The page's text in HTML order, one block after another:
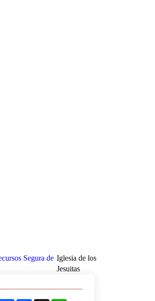
Segura de Iglesia de los
Jesuitas